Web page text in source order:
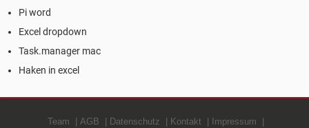
Pi word
Excel dropdown
Task.manager mac
Haken in excel
Team AGB Datenschutz Kontakt Impressum